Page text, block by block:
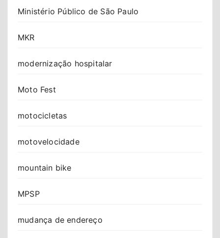
Ministério Público de São Paulo
MKR
modernização hospitalar
Moto Fest
motocicletas
motovelocidade
mountain bike
MPSP
mudança de endereço